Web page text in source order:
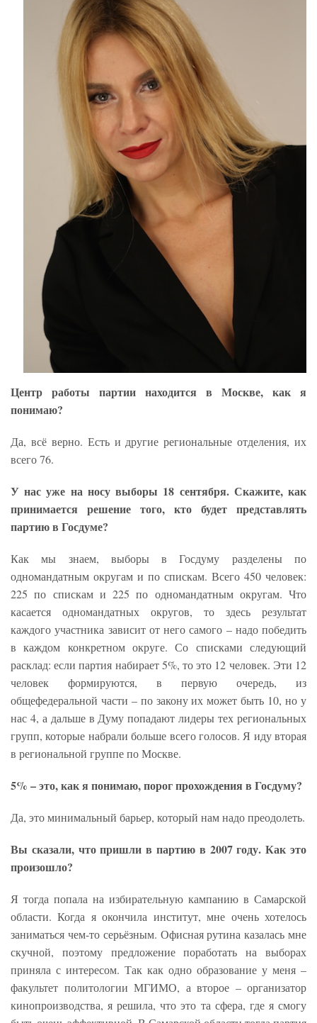
Центр работы партии находится в Москве, как я
понимаю?
Да, всё верно. Есть и другие региональные отделения, их
всего 76.
У нас уже на носу выборы 18 сентября. Скажите, как
принимается решение того, кто будет представлять
партию в Госдуме?
Как мы знаем, выборы в Госдуму разделены по
одномандатным округам и по спискам. Всего 450 человек:
225 по спискам и 225 по одномандатным округам. Что
касается одномандатных округов, то здесь результат
каждого участника зависит от него самого – надо победить
в каждом конкретном округе. Со списками следующий
расклад: если партия набирает 5%, то это 12 человек. Эти 12
человек формируются, в первую очередь, из
общефедеральной части – по закону их может быть 10, но у
нас 4, а дальше в Думу попадают лидеры тех региональных
групп, которые набрали больше всего голосов. Я иду вторая
в региональной группе по Москве.
5% – это, как я понимаю, порог прохождения в Госдуму?
Да, это минимальный барьер, который нам надо преодолеть.
Вы сказали, что пришли в партию в 2007 году. Как это
произошло?
Я тогда попала на избирательную кампанию в Самарской
области. Когда я окончила институт, мне очень хотелось
заниматься чем-то серьёзным. Офисная рутина казалась мне
скучной, поэтому предложение поработать на выборах
приняла с интересом. Так как одно образование у меня –
факультет политологии МГИМО, а второе – организатор
кинопроизводства, я решила, что это та сфера, где я смогу